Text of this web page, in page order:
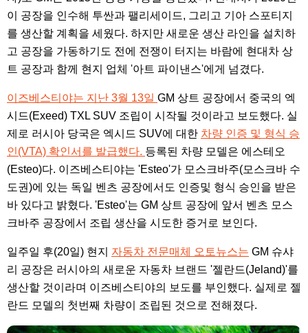
이 공장을 인수해 투싼과 팰리세이드, 그리고 기아 스포티지
를 생산할 계획을 세웠다. 하지만 새로운 생산 라인을 설치하
고 공장을 가동하기도 전에 전쟁이 터지는 바람에 현대차 상
트 공장과 함께 현지 업체 '아트 파이낸스'에게 넘겼다.
이즈베스티야는 지난 3월 13일 GM 상트 공장에서 중국의 엑
시드(Exeed) TXL SUV 조립이 시작될 것이라고 보도했다. 실
제로 러시아 당국은 엑시드 SUV에 대한 차량 인증 및 형식 승
인(VTA) 확인서를 발급했다. 등록된 차량 모델은 에스테오
(Esteo)다. 이즈베스티야는 'Esteo'가 모스크바주(모스크바 수
도권)에 있는 독일 벤츠 공장에서도 인증및 형식 승인을 받은
바 있다고 밝혔다. 'Esteo'는 GM 상트 공장에 앞서 벤츠 모스
크바주 공장에서 조립 생산을 시도한 증거로 보인다.
일주일 후(20일) 현지 자동차 전문매체 오토뉴스는 GM 슈샤
리 공장은 러시아의 새로운 자동차 브랜드 '젤란드(Jeland)'를
생산할 것이라며 이즈베스티야의 보도를 부인했다. 실제로 젤
란드 모델의 첫번째 차량이 조립된 것으로 전해졌다.